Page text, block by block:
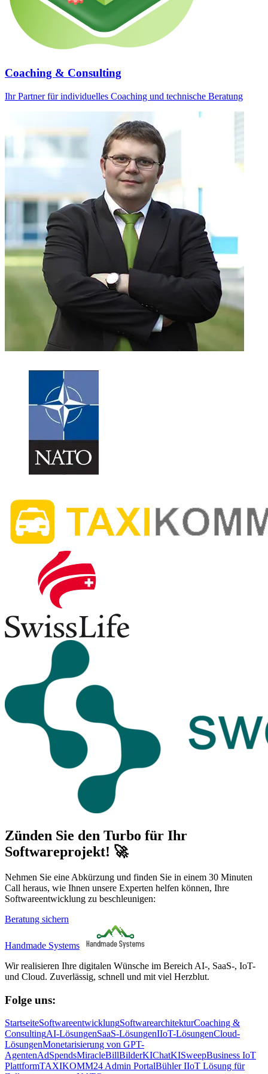
Coaching & Consulting
Ihr Partner für individuelles Coaching und technische Beratung
Zünden Sie den Turbo für Ihr
Softwareprojekt! 🚀
Nehmen Sie eine Abkürzung und finden Sie in einem 30 Minuten
Call heraus, wie Ihnen unsere Experten helfen können, Ihre
Softwareentwicklung zu beschleunigen:
Beratung sichern
Handmade Systems
Wir realisieren Ihre digitalen Wünsche im Bereich AI-, SaaS-, IoT-
und Cloud. Zuverlässig, schnell und mit viel Herzblut.
Folge uns:
StartseiteSoftwareentwicklungSoftwarearchitekturCoaching &
ConsultingAI-LösungenSaaS-LösungenIIoT-LösungenCloud-
LösungenMonetarisierung von GPT-
AgentenAdSpendsMiracleBillBilderKIChatKISweepBusiness IoT
PlattformTAXIKOMM24 Admin PortalBühler IIoT Lösung für